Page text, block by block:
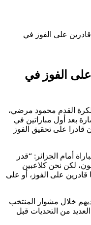
على الفوز في
الفوز في
القدم محمود مرضي،
بعد أول مباراتين في
كان قادرا على تحقيق الفوز
أمام الجزائر: “قدر
لكن نحن كلاعبين
قادرين على الفوز، أو على
خلال مشوار المنتخب
من التحديات قبل